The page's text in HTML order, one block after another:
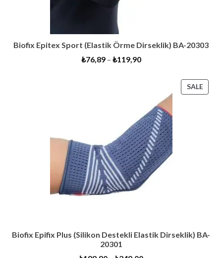
Biofix Epitex Sport (Elastik Örme Dirseklik) BA-20303
₺76,89– ₺119,90
SALE
ON
Biofix Epifix Plus (Silikon Destekli Elastik Dirseklik) BA-
20301